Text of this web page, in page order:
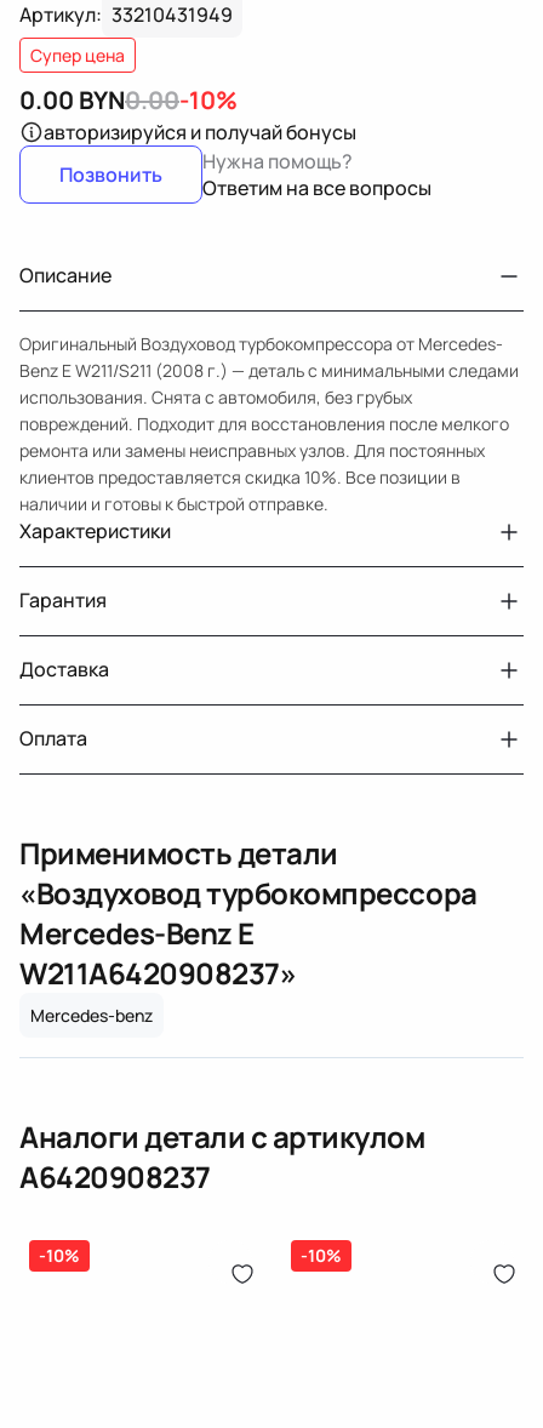
Артикул: 33210431949
Супер цена
0.00 BYN0.00-10%
авторизируйся и получай бонусы
Позвонить
Нужна помощь?
Ответим на все вопросы
Описание
Оригинальный Воздуховод турбокомпрессора от Mercedes-
Benz E W211/S211 (2008 г.) — деталь с минимальными следами
использования. Снята с автомобиля, без грубых
повреждений. Подходит для восстановления после мелкого
ремонта или замены неисправных узлов. Для постоянных
клиентов предоставляется скидка 10%. Все позиции в
наличии и готовы к быстрой отправке.
Характеристики
Авто
MercedesBenz E W211 рест.
Год
2008
Двигатель
дизель
Для оригинального номера
Гарантия
Двигатели с навесным или без навесного
оборудования
30 дней
Датчик давления топлива, насос
топлива, ТНВД (бензин, дизель), форсунка
бензиновая (дизельная) механическая
(электрическая), инжектор
(распределитель впрыска топлива),
дозатор-распределитель топлива
14 дней
Подробнее о гарантии в разделе
Доставка
Оплата
Оплата онлайн
ЕРИП
Карта рассрочки онлайн
Применимость детали
«Воздуховод турбокомпрессора
Mercedes-Benz E
W211A6420908237»
Mercedes-benz
Аналоги детали с артикулом
A6420908237
-10% -10%